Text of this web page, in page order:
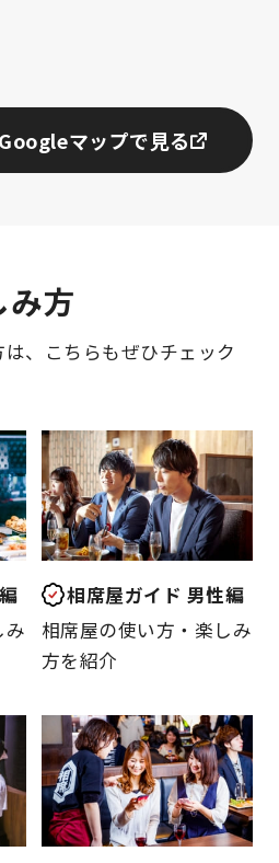
Googleマップで見る
方
、こちらもぜひチェック
み
相席屋ガイド 男性編
相席屋の使い方・楽しみ
方を紹介